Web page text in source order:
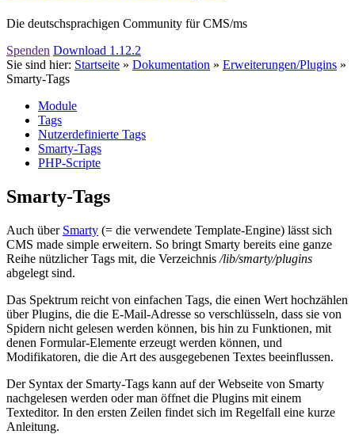
Die deutschsprachigen Community für CMS/ms
Spenden Download 1.12.2
Sie sind hier: Startseite » Dokumentation » Erweiterungen/Plugins »
Smarty-Tags
Module
Tags
Nutzerdefinierte Tags
Smarty-Tags
PHP-Scripte
Smarty-Tags
Auch über Smarty (= die verwendete Template-Engine) lässt sich
CMS made simple erweitern. So bringt Smarty bereits eine ganze
Reihe nützlicher Tags mit, die Verzeichnis /lib/smarty/plugins
abgelegt sind.
Das Spektrum reicht von einfachen Tags, die einen Wert hochzählen
über Plugins, die die E-Mail-Adresse so verschlüsseln, dass sie von
Spidern nicht gelesen werden können, bis hin zu Funktionen, mit
denen Formular-Elemente erzeugt werden können, und
Modifikatoren, die die Art des ausgegebenen Textes beeinflussen.
Der Syntax der Smarty-Tags kann auf der Webseite von Smarty
nachgelesen werden oder man öffnet die Plugins mit einem
Texteditor. In den ersten Zeilen findet sich im Regelfall eine kurze
Anleitung.